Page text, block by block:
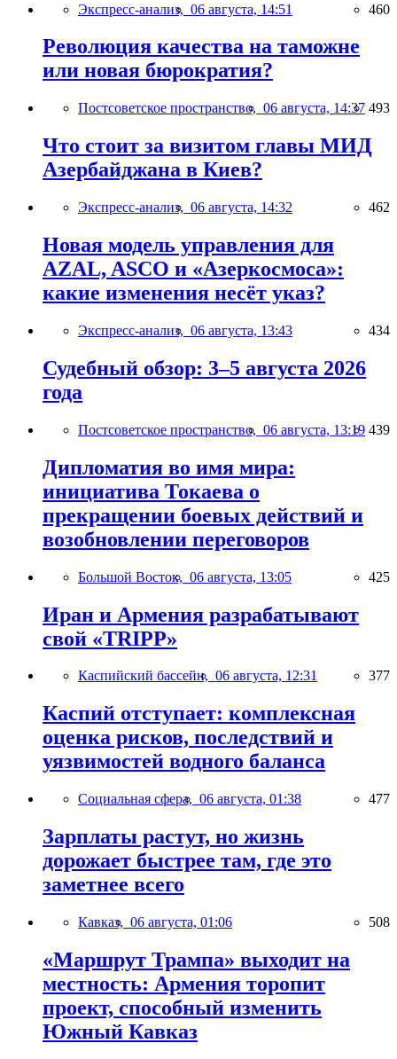
Экспресс-анализ, 06 августа, 14:51 460
Революция качества на таможне
или новая бюрократия?
Постсоветское пространство, 06 августа, 14:37 493
Что стоит за визитом главы МИД
Азербайджана в Киев?
Экспресс-анализ, 06 августа, 14:32 462
Новая модель управления для
AZAL, ASCO и «Азеркосмоса»:
какие изменения несёт указ?
Экспресс-анализ, 06 августа, 13:43 434
Судебный обзор: 3–5 августа 2026
года
Постсоветское пространство, 06 августа, 13:19 439
Дипломатия во имя мира:
инициатива Токаева о
прекращении боевых действий и
возобновлении переговоров
Большой Восток, 06 августа, 13:05 425
Иран и Армения разрабатывают
свой «TRIPP»
Каспийский бассейн, 06 августа, 12:31 377
Каспий отступает: комплексная
оценка рисков, последствий и
уязвимостей водного баланса
Социальная сфера, 06 августа, 01:38 477
Зарплаты растут, но жизнь
дорожает быстрее там, где это
заметнее всего
Кавказ, 06 августа, 01:06 508
«Маршрут Трампа» выходит на
местность: Армения торопит
проект, способный изменить
Южный Кавказ